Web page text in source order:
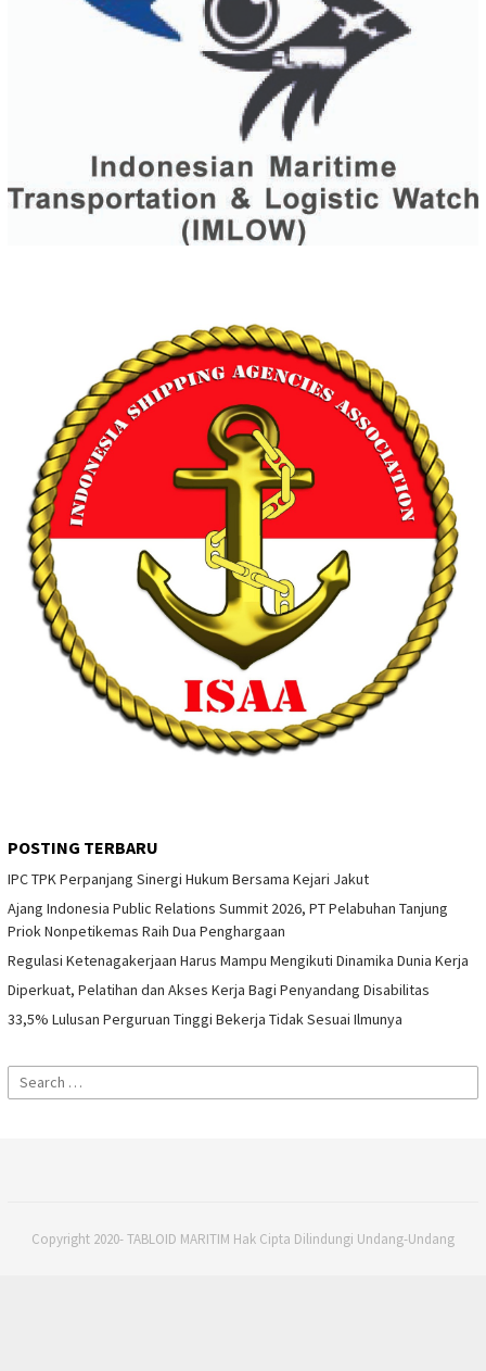
POSTING TERBARU
IPC TPK Perpanjang Sinergi Hukum Bersama Kejari Jakut
Ajang Indonesia Public Relations Summit 2026, PT Pelabuhan Tanjung
Priok Nonpetikemas Raih Dua Penghargaan
Regulasi Ketenagakerjaan Harus Mampu Mengikuti Dinamika Dunia Kerja
Diperkuat, Pelatihan dan Akses Kerja Bagi Penyandang Disabilitas
33,5% Lulusan Perguruan Tinggi Bekerja Tidak Sesuai Ilmunya
Search
for:
Copyright 2020- TABLOID MARITIM Hak Cipta Dilindungi Undang-Undang